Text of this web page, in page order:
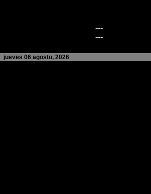
---
---
jueves 06 agosto, 2026